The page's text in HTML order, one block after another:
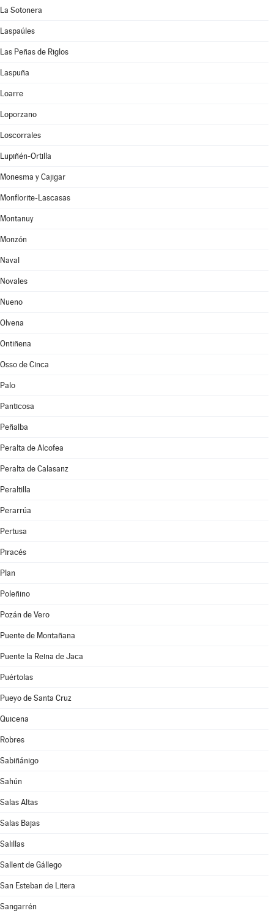
La Sotonera
Laspaúles
Las Peñas de Riglos
Laspuña
Loarre
Loporzano
Loscorrales
Lupiñén-Ortilla
Monesma y Cajigar
Monflorite-Lascasas
Montanuy
Monzón
Naval
Novales
Nueno
Olvena
Ontiñena
Osso de Cinca
Palo
Panticosa
Peñalba
Peralta de Alcofea
Peralta de Calasanz
Peraltilla
Perarrúa
Pertusa
Piracés
Plan
Poleñino
Pozán de Vero
Puente de Montañana
Puente la Reina de Jaca
Puértolas
Pueyo de Santa Cruz
Quicena
Robres
Sabiñánigo
Sahún
Salas Altas
Salas Bajas
Salillas
Sallent de Gállego
San Esteban de Litera
Sangarrén